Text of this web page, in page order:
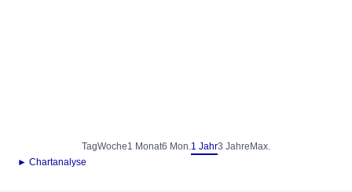
TagWoche1 Monat6 Mon.1 Jahr3 Jahre Max.
► Chartanalyse